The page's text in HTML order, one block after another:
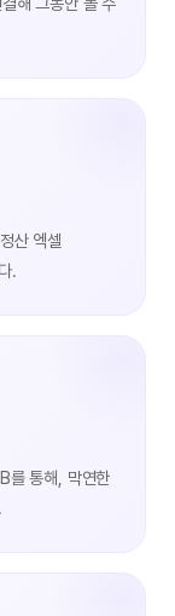
산 엑셀
.
를 통해, 막연한